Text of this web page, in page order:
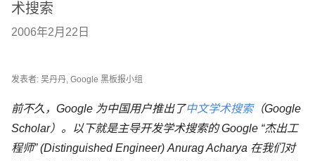
术搜索
2006年2月22日
发表者: 吴丹丹, Google 黑板报小组
前不久，Google 为中国用户推出了中文学术搜索（Google
Scholar）。以下就是主导开发学术搜索的 Google “杰出工
程师” (Distinguished Engineer) Anurag Acharya 在我们对